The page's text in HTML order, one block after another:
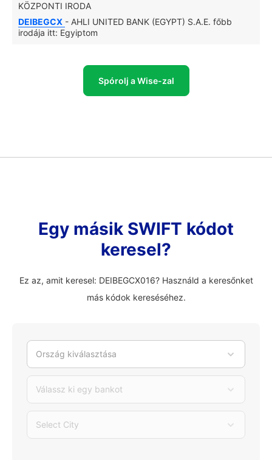
KÖZPONTI IRODA
DEIBEGCX - AHLI UNITED BANK (EGYPT) S.A.E. főbb
irodája itt: Egyiptom
Spórolj a Wise-zal
Egy másik SWIFT kódot
keresel?
Ez az, amit keresel: DEIBEGCX016? Használd a keresőnket
más kódok kereséséhez.
Ország kiválasztása
Válassz ki egy bankot
Select City